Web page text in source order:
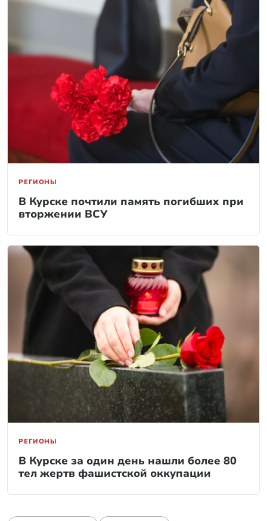
РЕГИОНЫ
В Курске почтили память погибших при
вторжении ВСУ
РЕГИОНЫ
В Курске за один день нашли более 80
тел жертв фашистской оккупации